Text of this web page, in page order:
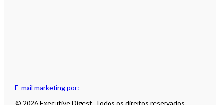
E-mail marketing por:
© 2026 Executive Digest. Todos os direitos reservados.